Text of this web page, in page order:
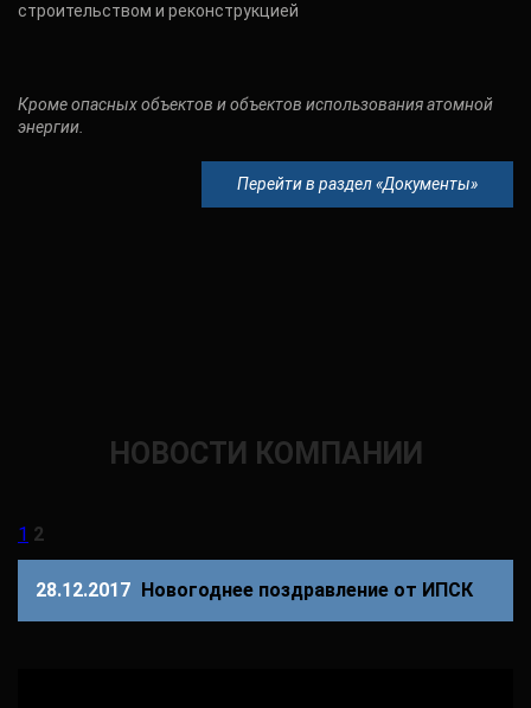
строительством и реконструкцией
Кроме опасных объектов и объектов использования атомной
энергии.
Перейти в раздел «Документы»
НОВОСТИ КОМПАНИИ
1 2
28.12.2017 Новогоднее поздравление от ИПСК